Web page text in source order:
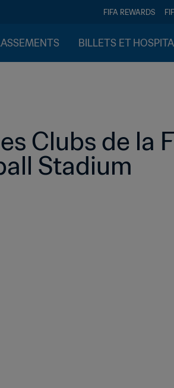
FIFA REWARDS
BILLETS ET
Clubs de la
Stadium